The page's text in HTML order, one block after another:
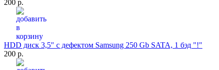
200 р.
HDD диск 3,5" с дефектом Samsung 250 Gb SATA, 1 бэд "!"
200 р.